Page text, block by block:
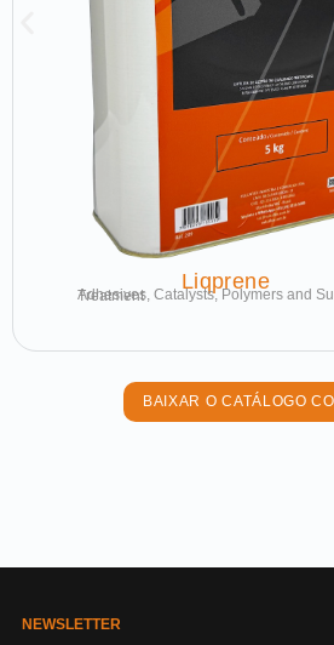
Liqprene
Adhesives, Catalysts, Polymers and Surface Treatment
BAIXAR O CATÁLOGO
NEWSLETTER